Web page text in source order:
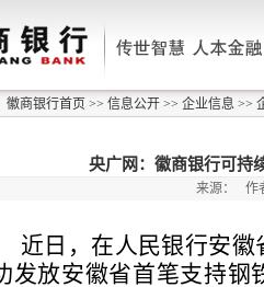
徽商银行首页 >> 信息公开 >> 企业信息 >>
央广网：徽商银行可持
来源： 作